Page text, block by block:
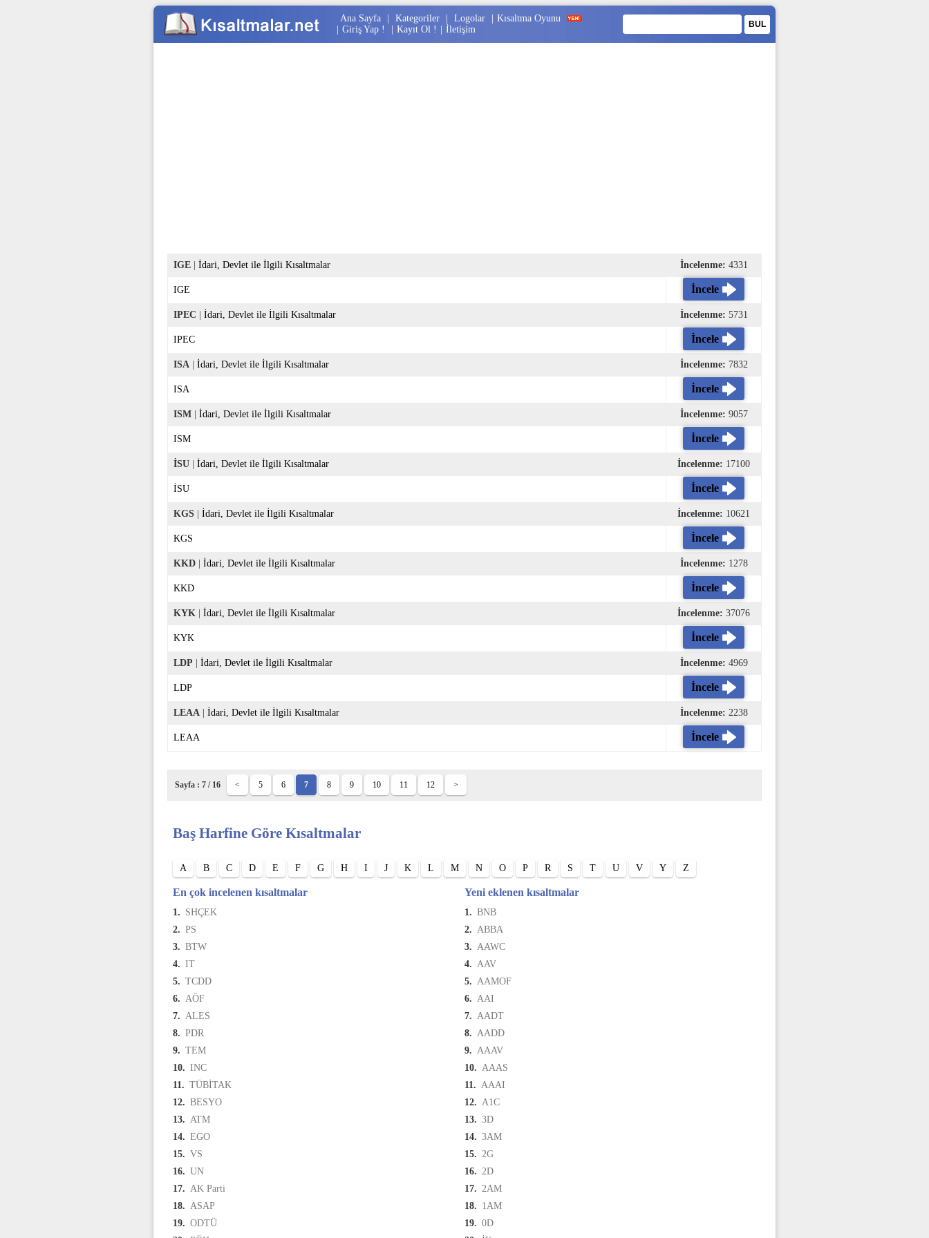
Ana Sayfa Kategoriler Logolar
Kısaltma Oyunu
Giriş Yap ! Kayıt Ol ! İletişim
IGE İdari, Devlet ile İlgili Kısaltmalar İncelenme: 4331
IGE İncele
IPEC İdari, Devlet ile İlgili Kısaltmalar İncelenme: 5731
IPEC İncele
ISA İdari, Devlet ile İlgili Kısaltmalar İncelenme: 7832
ISA İncele
ISM İdari, Devlet ile İlgili Kısaltmalar İncelenme: 9057
ISM İncele
İSU İdari, Devlet ile İlgili Kısaltmalar İncelenme: 17100
İSU İncele
KGS İdari, Devlet ile İlgili Kısaltmalar İncelenme: 10621
KGS İncele
KKD İdari, Devlet ile İlgili Kısaltmalar İncelenme: 1278
KKD İncele
KYK İdari, Devlet ile İlgili Kısaltmalar İncelenme: 37076
KYK İncele
LDP İdari, Devlet ile İlgili Kısaltmalar İncelenme: 4969
LDP İncele
LEAA İdari, Devlet ile İlgili Kısaltmalar İncelenme: 2238
LEAA İncele
Sayfa : 7 / 16 < 5 6 7 8 9 10 11 12 >
Baş Harfine Göre Kısaltmalar
A B C D E F G H I J K L M N O P R S T U V Y Z
En çok incelenen kısaltmalar
1. SHÇEK
2. PS
3. BTW
4. IT
5. TCDD
6. AÖF
7. ALES
8. PDR
9. TEM
10. INC
11. TÜBİTAK
12. BESYO
13. ATM
14. EGO
15. VS
16. UN
17. AK Parti
18. ASAP
19. ODTÜ
Yeni eklenen kısaltmalar
1. BNB
2. ABBA
3. AAWC
4. AAV
5. AAMOF
6. AAI
7. AADT
8. AADD
9. AAAV
10. AAAS
11. AAAI
12. A1C
13. 3D
14. 3AM
15. 2G
16. 2D
17. 2AM
18. 1AM
19. 0D